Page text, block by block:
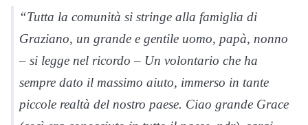
“Tutta la comunità si stringe alla famiglia di
Graziano, un grande e gentile uomo, papà, nonno
– si legge nel ricordo – Un volontario che ha
sempre dato il massimo aiuto, immerso in tante
piccole realtà del nostro paese. Ciao grande Grace